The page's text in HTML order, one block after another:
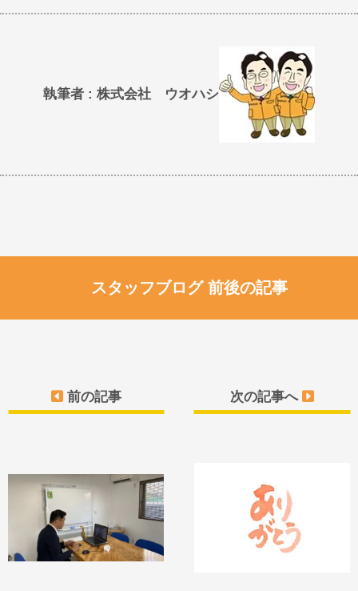
執筆者 : 株式会社 ウオハシ
スタッフブログ 前後の記事
前の記事 次の記事へ